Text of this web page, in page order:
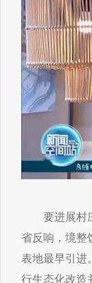
要进展村庄
省反响，境整
表地最早引进
行生态化改造